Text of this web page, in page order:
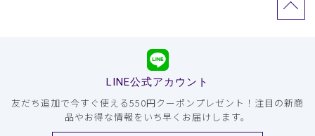
LINE公式アカウント
友だち追加で今すぐ使える550円クーポンプレゼント！注目の新商
品やお得な情報をいち早くお届けします。